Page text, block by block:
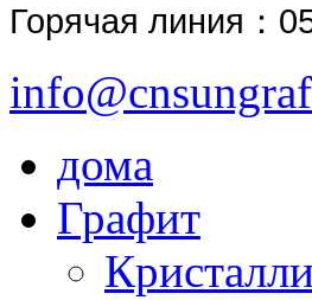
Горячая линия ：
дома
Графит